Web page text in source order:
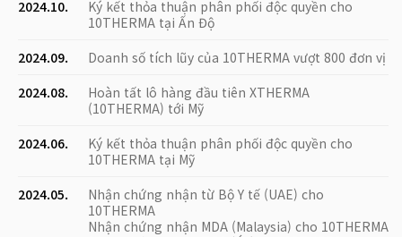
2024.10.
Ký kết thỏa thuận phân phối độc quyền cho
10THERMA tại Ấn Độ
2024.09.
Doanh số tích lũy của 10THERMA vượt 800 đơn vị
2024.08.
Hoàn tất lô hàng đầu tiên XTHERMA
(10THERMA) tới Mỹ
2024.06.
Ký kết thỏa thuận phân phối độc quyền cho
10THERMA tại Mỹ
2024.05.
Nhận chứng nhận từ Bộ Y tế (UAE) cho
10THERMA
Nhận chứng nhận MDA (Malaysia) cho 10THERMA